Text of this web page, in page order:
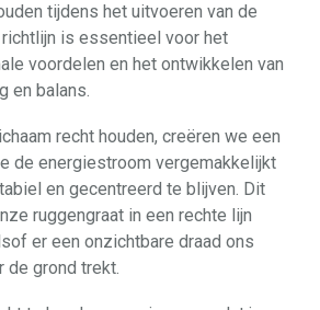
tijdens het uitvoeren van de
is essentieel voor het
voordelen en het ontwikkelen van
en balans.
recht houden, creëren we een
de energiestroom vergemakkelijkt
en gecentreerd te blijven. Dit
ruggengraat in een rechte lijn
er een onzichtbare draad ons
de grond trekt.